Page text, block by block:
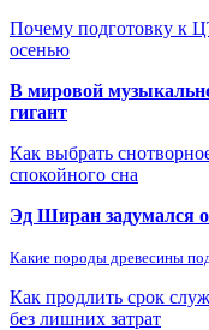
Почему подготовку к
осенью
В мировой
гигант
Как выбрать
спокойного сна
Эд Ширан задумался о
Какие породы древесины
Как продлить срок
без лишних затрат